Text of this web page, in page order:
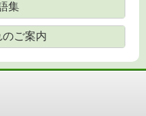
集
ご案内